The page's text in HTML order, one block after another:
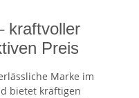
kraftvoller
Preis
Marke im
bietet kräftigen